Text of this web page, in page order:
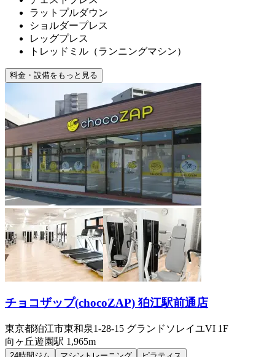
ラットプルダウン
ショルダープレス
レッグプレス
トレッドミル（ランニングマシン）
料金・設備をもっと見る
チョコザップ(chocoZAP) 狛江駅前通店
東京都狛江市東和泉1-28-15 グランドソレイユVI 1F
向ヶ丘遊園駅 1,965m